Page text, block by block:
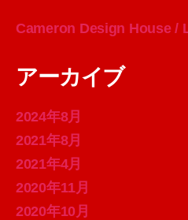
Cameron Design House /
アーカイブ
2024年8月
2021年8月
2021年4月
2020年11月
2020年10月